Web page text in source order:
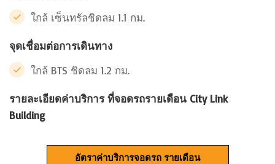
ใกล้ เซ็นทรัลชิดลม 1.1 กม.
จุดเชื่อมต่อการเดินทาง
ใกล้ BTS ชิดลม 1.2 กม.
รายละเอียดค่าบริการ ที่จอดรถรายเดือน City Link
Building
อัตราค่าบริการจอดรถ รายเดือน